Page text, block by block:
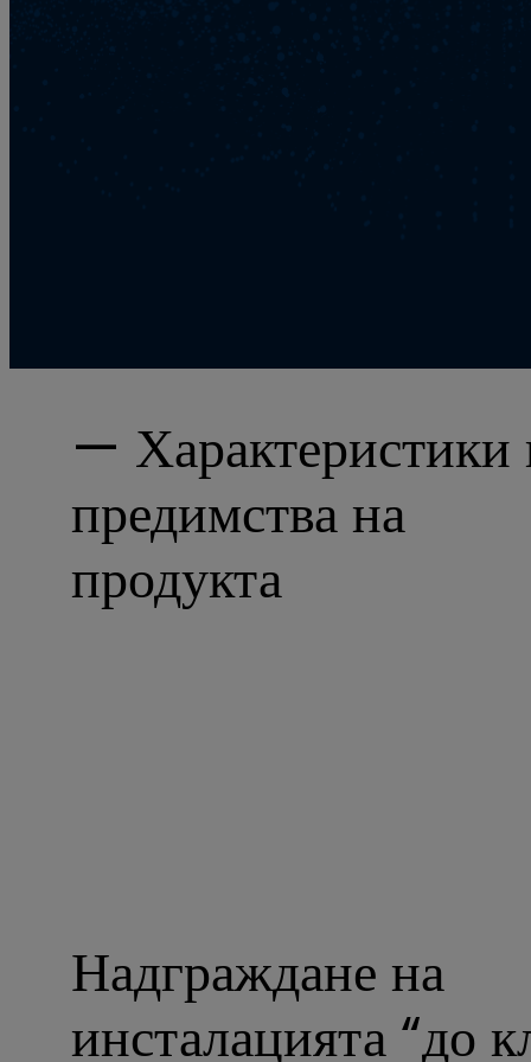
— Характеристики
предимства на
продукта
Надграждане на
инсталацията “до